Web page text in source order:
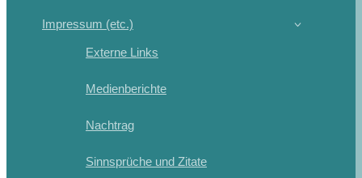
Impressum (etc.)
Externe Links
Medienberichte
Nachtrag
Sinnsprüche und Zitate